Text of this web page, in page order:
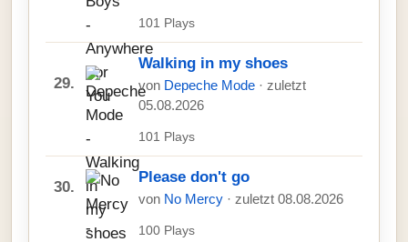
101 Plays
29.
Walking in my shoes
von Depeche Mode · zuletzt
05.08.2026
101 Plays
30.
Please don't go
von No Mercy · zuletzt 08.08.2026
100 Plays